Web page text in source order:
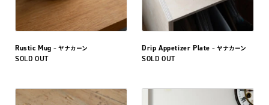
Rustic Mug – ヤナカーン
SOLD OUT
Drip Appetizer Plate – ヤナカーン
SOLD OUT